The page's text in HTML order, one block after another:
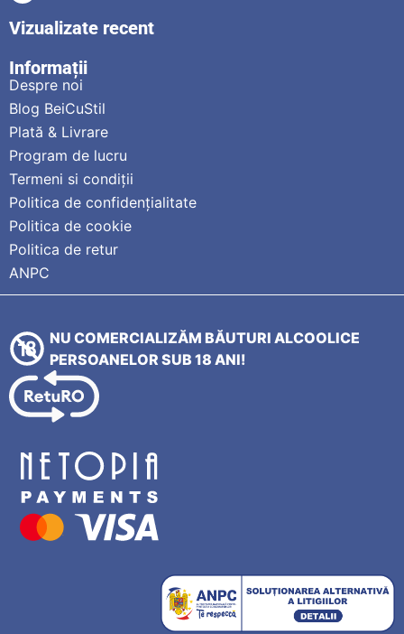
Vizualizate recent
Informații
Despre noi
Blog BeiCuStil
Plată & Livrare
Program de lucru
Termeni si condiții
Politica de confidențialitate
Politica de cookie
Politica de retur
ANPC
NU COMERCIALIZĂM BĂUTURI ALCOOLICE
PERSOANELOR SUB 18 ANI!